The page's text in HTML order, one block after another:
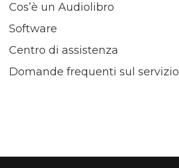
Cos’è un Audiolibro
Software
Centro di assistenza
Domande frequenti sul servizio